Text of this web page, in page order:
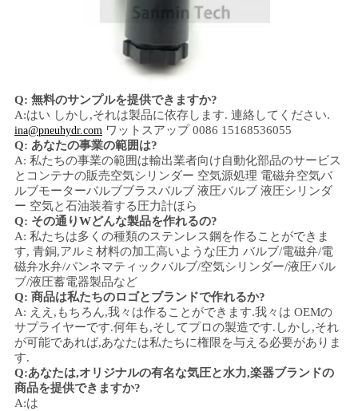
Q: 無料のサンプルを提供できますか?
A:はい しかし,それは製品に依存します. 連絡してください.
ina@pneuhydr.com ワットスアップ 0086 15168536055
Q: あなたの事業の範囲は?
A: 私たちの事業の範囲は輸出業者向け自動化部品のサービス
とコンテナの販売空気シリンダー 空気源処理 電磁弁空気バ
ルブモーターバルブブラスバルブ 液圧バルブ 液圧シリンダ
ー 空気と石油装着する圧力計ほら
Q: その通りWどんな製品を作れるの?
A: 私たちは多くの種類のステンレス鋼を作ることができま
す, 青銅,アルミ 材料の加工高いような圧力 バルブ/電磁弁/電
磁弁水弁/パンネマティックバルブ/空気シリンダー/液圧バル
ブ/液圧蓄電器製品など
Q: 商品は私たちのロゴとブランドで作れるか?
A: ええ,もちろん,我々は作ることができます.我々は OEMの
サプライヤーです.何年も,そしてプロの製造です.しかし,それ
が可能であれば,あなたは私たちに権限を与える必要がありま
す.
Q:あなたは,オリジナルの有名な気圧と水力,楽器ブランドの
商品を提供できますか?
A:は